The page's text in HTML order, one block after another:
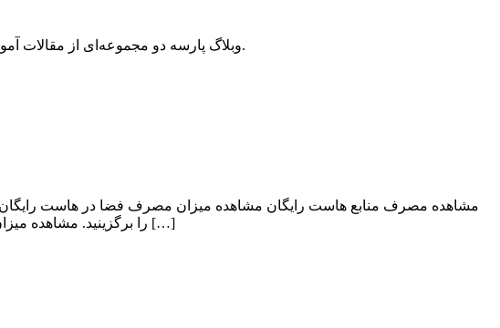
وبلاگ پارسه دو مجموعه‌ای از مقالات آموزش وردپرس، افزونه وردپرس، هاست و دامنه، سئو و بهینه سازی است که سعی دارد بهترین مقالات در این زمینه ارائه دهد.
کنترل پنل هاست رایگان خود شوید. ۲) در قسمت Files بخش Disk Usage را برگزینید. مشاهده میزان مصرف فضا در هاست رایگان ۳) در صفحه جدید […]